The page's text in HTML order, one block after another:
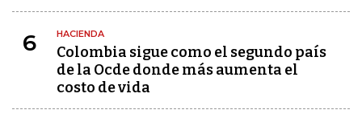
6 HACIENDA
Colombia sigue como el segundo país
de la Ocde donde más aumenta el
costo de vida